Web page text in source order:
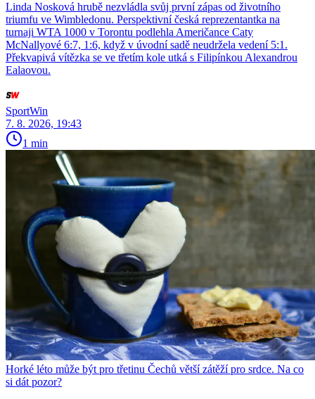
Linda Nosková hrubě nezvládla svůj první zápas od životního
triumfu ve Wimbledonu. Perspektivní česká reprezentantka na
turnaji WTA 1000 v Torontu podlehla Američance Caty
McNallyové 6:7, 1:6, když v úvodní sadě neudržela vedení 5:1.
Překvapivá vítězka se ve třetím kole utká s Filipínkou Alexandrou
Ealaovou.
SportWin
7. 8. 2026, 19:43
1 min
Horké léto může být pro třetinu Čechů větší zátěží pro srdce. Na co
si dát pozor?